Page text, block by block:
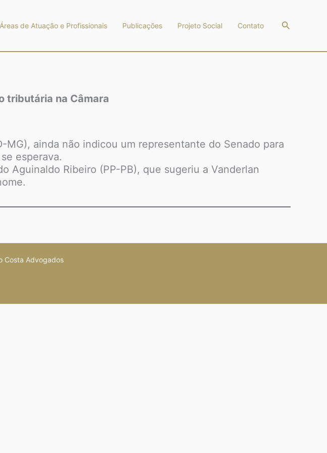
Áreas de Atuação e Profissionais Publicações Projeto Social Contato Pesquisar
tributária na Câmara
ainda não indicou um representante do Senado para
esperava.
Aguinaldo Ribeiro (PP-PB), que sugeriu a Vanderlan
Costa Advogados